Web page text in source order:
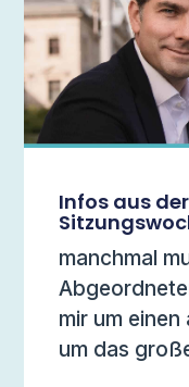
Infos aus
manchmal
mir um
um das